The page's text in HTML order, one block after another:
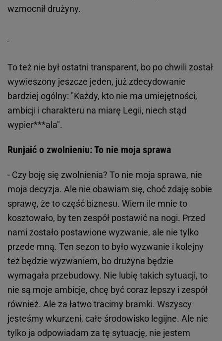
wzmocnił drużyny.
To też nie był ostatni transparent, bo po chwili został
wywieszony jeszcze jeden, już zdecydowanie
bardziej ogólny: "Każdy, kto nie ma umiejętności,
ambicji i charakteru na miarę Legii, niech stąd
wypier***ala".
Runjaić o zwolnieniu: To nie moja sprawa
- Czy boję się zwolnienia? To nie moja sprawa, nie
moja decyzja. Ale nie obawiam się, choć zdaję sobie
sprawę, że to część biznesu. Wiem ile mnie to
kosztowało, by ten zespół postawić na nogi. Przed
nami zostało postawione wyzwanie, ale nie tylko
przede mną. Ten sezon to było wyzwanie i kolejny
też będzie wyzwaniem, bo drużyna będzie
wymagała przebudowy. Nie lubię takich sytuacji, to
nie są moje ambicje, chcę być coraz lepszy i zespół
również. Ale za łatwo tracimy bramki. Wszyscy
jesteśmy wkurzeni, całe środowisko legijne. Ale nie
tylko ja odpowiadam za tę sytuację, nie jestem